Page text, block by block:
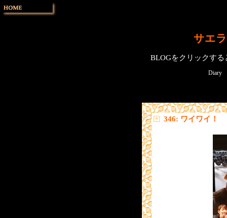
サエ
BLOGをクリックす
Diary
346: ワイワイ！